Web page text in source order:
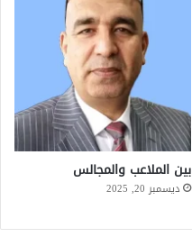
بين الملاعب والمجالس
ديسمبر 20, 2025